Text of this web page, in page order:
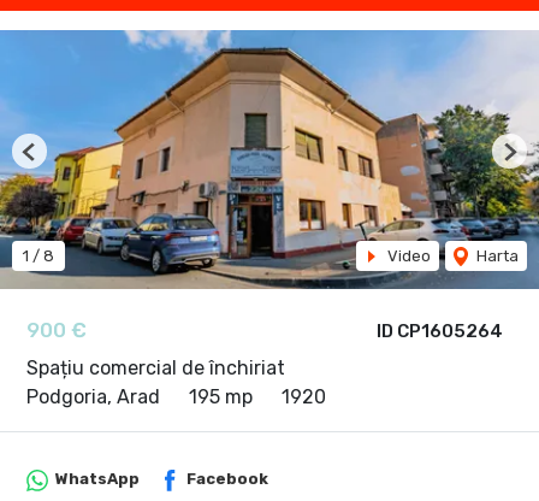
ID CP1605264
900 €
Spațiu comercial de închiriat
Podgoria, Arad
195 mp 1920
1 / 8 Video Harta
Previous
WhatsApp Facebook